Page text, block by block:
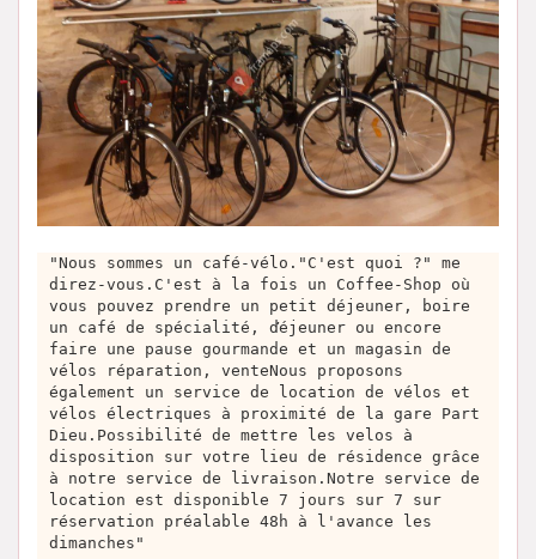
"Nous sommes un café-vélo."C'est quoi ?" me
direz-vous.C'est à la fois un Coffee-Shop où
vous pouvez prendre un petit déjeuner, boire
un café de spécialité, ďéjeuner ou encore
faire une pause gourmande et un magasin de
vélos réparation, venteNous proposons
également un service de location de vélos et
vélos électriques à proximité de la gare Part
Dieu.Possibilité de mettre les velos à
disposition sur votre lieu de résidence grâce
à notre service de livraison.Notre service de
location est disponible 7 jours sur 7 sur
réservation préalable 48h à l'avance les
dimanches"